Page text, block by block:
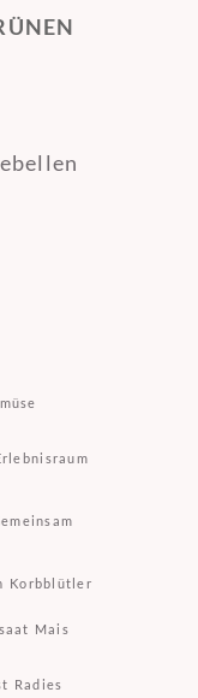
Korbblütler
Mais
Radies